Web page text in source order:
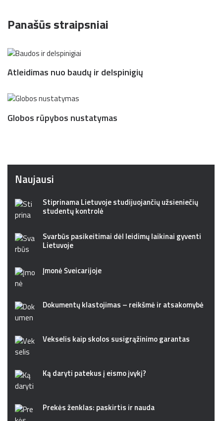
Panašūs straipsniai
Atleidimas nuo baudų ir delspinigių
Globos rūpybos nustatymas
Naujausi
Stiprinama Lietuvoje studijuojančių užsieniečių
studentų kontrolė
Svarbūs pasikeitimai dėl leidimų laikinai gyventi
Lietuvoje
Įmonė Šveicarijoje
Dokumentų klastojimas – reikšmė ir atsakomybė
Vekselis kaip skolos susigrąžinimo garantas
Ką daryti patekus į eismo įvykį?
Prekės ženklas: paskirtis ir nauda